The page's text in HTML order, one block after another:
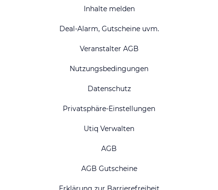
Inhalte melden
Deal-Alarm, Gutscheine uvm.
Veranstalter AGB
Nutzungsbedingungen
Datenschutz
Privatsphäre-Einstellungen
Utiq Verwalten
AGB
AGB Gutscheine